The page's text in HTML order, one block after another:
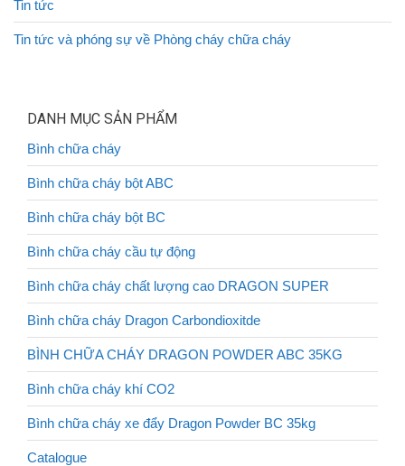
Tin tức
Tin tức và phóng sự về Phòng cháy chữa cháy
DANH MỤC SẢN PHẨM
Bình chữa cháy
Bình chữa cháy bột ABC
Bình chữa cháy bột BC
Bình chữa cháy cầu tự động
Bình chữa cháy chất lượng cao DRAGON SUPER
Bình chữa cháy Dragon Carbondioxitde
BÌNH CHỮA CHÁY DRAGON POWDER ABC 35KG
Bình chữa cháy khí CO2
Bình chữa cháy xe đẩy Dragon Powder BC 35kg
Catalogue